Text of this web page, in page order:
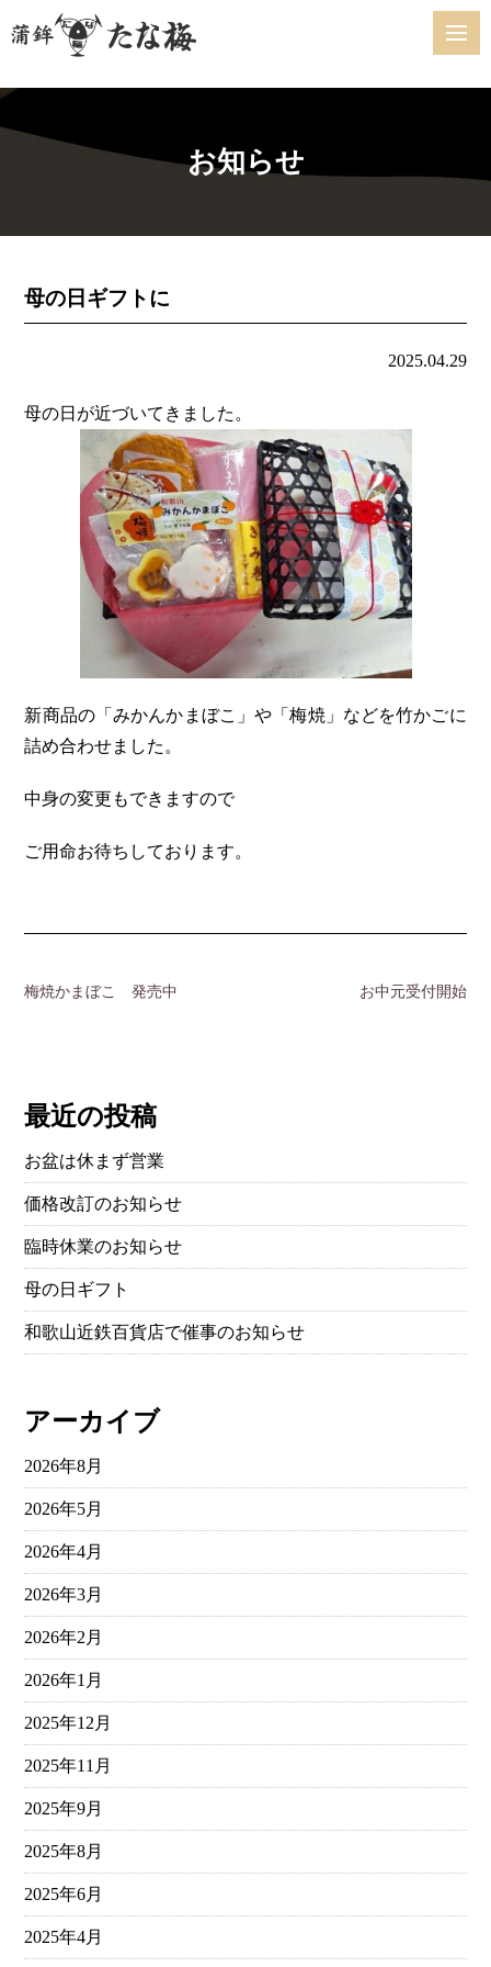
お知らせ
母の日ギフトに
2025.04.29
母の日が近づいてきました。
新商品の「みかんかまぼこ」や「梅焼」などを竹かごに
詰め合わせました。
中身の変更もできますので
ご用命お待ちしております。
梅焼かまぼこ 発売中 お中元受付開始
最近の投稿
お盆は休まず営業
価格改訂のお知らせ
臨時休業のお知らせ
母の日ギフト
和歌山近鉄百貨店で催事のお知らせ
アーカイブ
2026年8月
2026年5月
2026年4月
2026年3月
2026年2月
2026年1月
2025年12月
2025年11月
2025年9月
2025年8月
2025年6月
2025年4月